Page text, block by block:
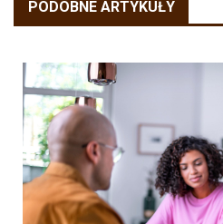
PODOBNE ARTYKUŁY